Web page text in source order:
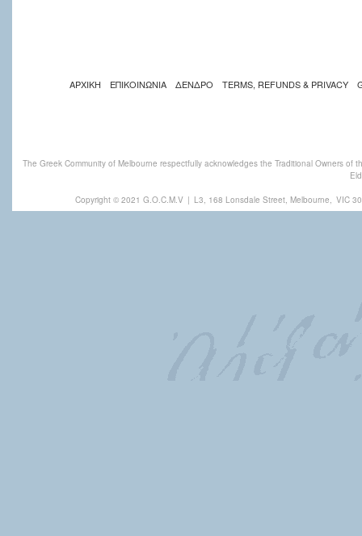
ΑΡΧΙΚΗ ΕΠΙΚΟΙΝΩΝΙΑ ΔΕΝΔΡΟ TERMS, REFUNDS & PRIVACY
The Greek Community of Melbourne respectfully acknowledges the Traditional Owners
Copyright © 2021 G.O.C.M.V | L3, 168 Lonsdale Street, Melbourne, VIC